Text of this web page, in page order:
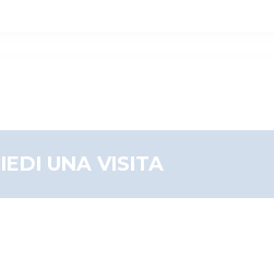
UNA VISITA